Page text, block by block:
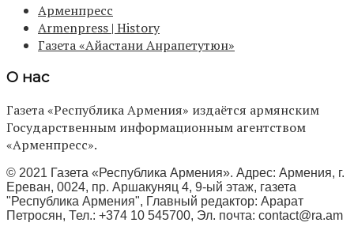
Арменпресс
Armenpress | History
Газета «Айастани Анрапетутюн»
О нас
Газета «Республика Армения» издаётся армянским
Государственным информационным агентством
«Арменпресс».
© 2021 Газета «Республика Армения». Адрес: Армения, г.
Ереван, 0024, пр. Аршакуняц 4, 9-ый этаж, газета
"Республика Армения", Главный редактор: Арарат
Петросян, Тел.: +374 10 545700, Эл. почта: contact@ra.am